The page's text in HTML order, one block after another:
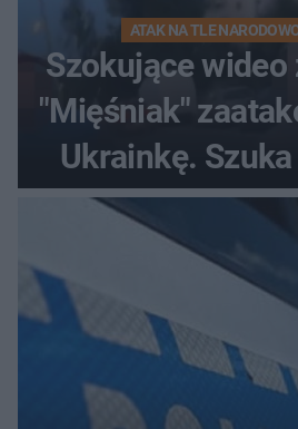
ATAK NA TLE
Szokujące wideo
"Mięśniak"
Ukrainkę.